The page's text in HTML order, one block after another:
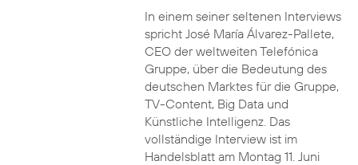
In einem seiner seltenen Interviews
spricht José María Álvarez-Pallete,
CEO der weltweiten Telefónica
Gruppe, über die Bedeutung des
deutschen Marktes für die Gruppe,
TV-Content, Big Data und
Künstliche Intelligenz. Das
vollständige Interview ist im
Handelsblatt am Montag 11. Juni